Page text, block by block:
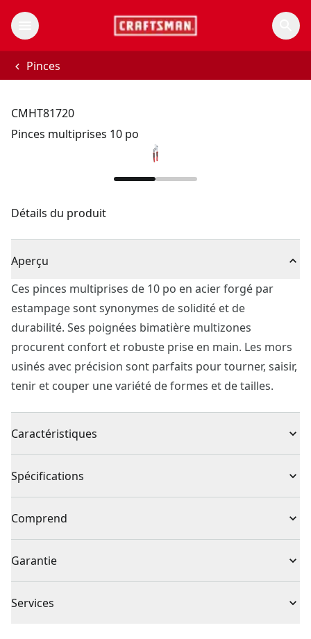
Pinces
CMHT81720
Pinces multiprises 10 po
Détails du produit
Aperçu
Ces pinces multiprises de 10 po en acier forgé par
estampage sont synonymes de solidité et de
durabilité. Ses poignées bimatière multizones
procurent confort et robuste prise en main. Les mors
usinés avec précision sont parfaits pour tourner, saisir,
tenir et couper une variété de formes et de tailles.
Caractéristiques
Solide et durable : acier forgé par estampage
fiable
Fini résistant à la corrosion
Spécifications
Type de produit Pince à joint rainuré
Individuel ou
ensemble
Comprend
Garantie
Services